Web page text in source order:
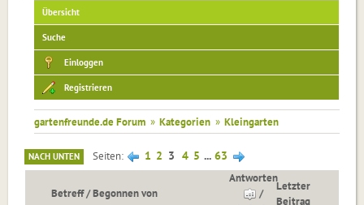
Übersicht
Suche
Einloggen
Registrieren
gartenfreunde.de Forum » Kategorien » Kleingarten
NACH UNTEN Seiten 1 2 3 4 5 ... 63
Betreff/Begonnen von
Antworten
/
Letzter
Beitrag